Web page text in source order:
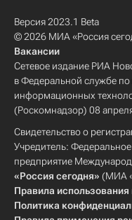
Версия 2023.1 Beta
© 2026 МИА «Россия
Вакансии
Сетевое издание РИА
в Федеральной службе по
информационных
(Роскомнадзор) 08
Свидетельство о
Учредитель:
предприятие
«Россия сегодня» (МИА
Правила
Политика